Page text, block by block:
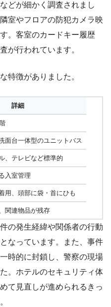
どが細かく調査されまし
室やフロアの防犯カメラ映
。客室のカードキー履歴
が行われています。
特徴がありました。
詳細
面台一体型のユニットバス
、テレビなど標準的
入室管理
用、頭部に袋・首にひも
関連物品が残存
の発生経緯や関係者の行動
なっています。また、事件
時的に封鎖し、警察の現場
。ホテルのセキュリティ体
て見直しが進められるきっ